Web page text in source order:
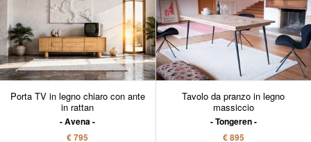
Porta TV in legno chiaro con ante
in rattan
Avena
€ 795
Tavolo da pranzo in legno
massiccio
Tongeren
€ 895